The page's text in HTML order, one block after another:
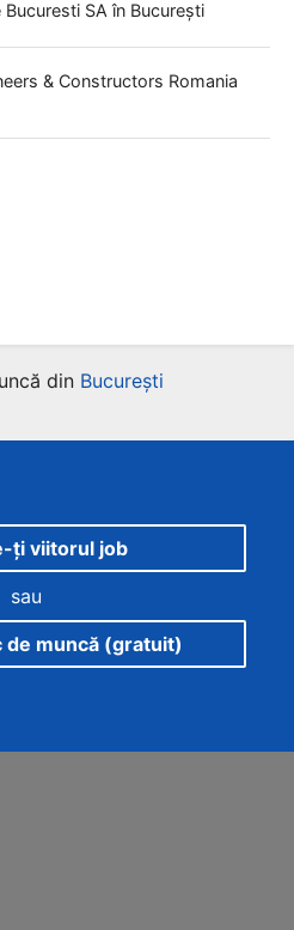
SA în București
& Constructors Romania
din București
ți viitorul job
sau
de muncă (gratuit)